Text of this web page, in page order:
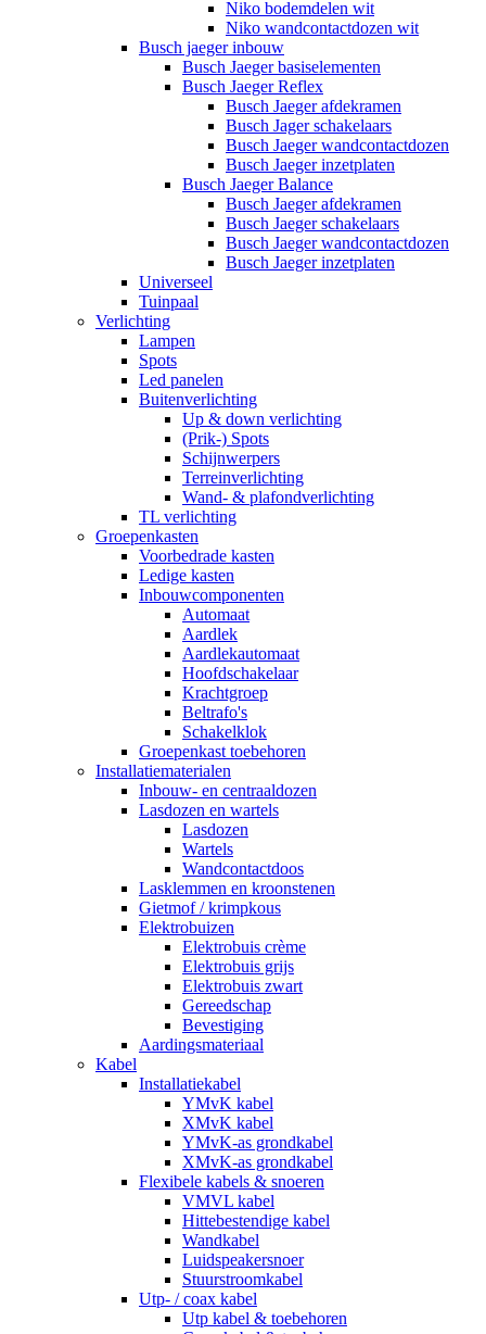
Niko bodemdelen wit
Niko wandcontactdozen wit
Busch jaeger inbouw
Busch Jaeger basiselementen
Busch Jaeger Reflex
Busch Jaeger afdekramen
Busch Jager schakelaars
Busch Jaeger wandcontactdozen
Busch Jaeger inzetplaten
Busch Jaeger Balance
Busch Jaeger afdekramen
Busch Jaeger schakelaars
Busch Jaeger wandcontactdozen
Busch Jaeger inzetplaten
Universeel
Tuinpaal
Verlichting
Lampen
Spots
Led panelen
Buitenverlichting
Up & down verlichting
(Prik-) Spots
Schijnwerpers
Terreinverlichting
Wand- & plafondverlichting
TL verlichting
Groepenkasten
Voorbedrade kasten
Ledige kasten
Inbouwcomponenten
Automaat
Aardlek
Aardlekautomaat
Hoofdschakelaar
Krachtgroep
Beltrafo's
Schakelklok
Groepenkast toebehoren
Installatiematerialen
Inbouw- en centraaldozen
Lasdozen en wartels
Lasdozen
Wartels
Wandcontactdoos
Lasklemmen en kroonstenen
Gietmof / krimpkous
Elektrobuizen
Elektrobuis crème
Elektrobuis grijs
Elektrobuis zwart
Gereedschap
Bevestiging
Aardingsmateriaal
Kabel
Installatiekabel
YMvK kabel
XMvK kabel
YMvK-as grondkabel
XMvK-as grondkabel
Flexibele kabels & snoeren
VMVL kabel
Hittebestendige kabel
Wandkabel
Luidspeakersnoer
Stuurstroomkabel
Utp- / coax kabel
Utp kabel & toebehoren